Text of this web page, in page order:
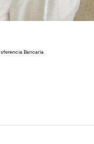
Bancaria